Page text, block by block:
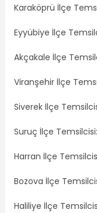
Karaköprü İlçe
Eyyübiye İlçe
Akçakale İlçe
Viranşehir İlçe
Siverek İlçe
Suruç İlçe
Harran İlçe
Bozova İlçe
Haliliye İlçe